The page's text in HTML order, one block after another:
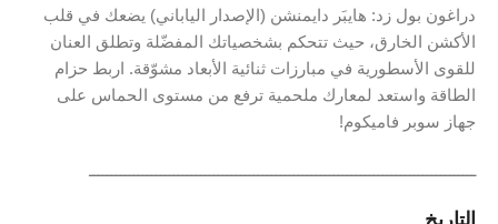
دراغون بول زد: هايبَر دايمنشن (الإصدار الياباني) يضعك في قلب
الأكشن الخارق، حيث تتحكم بشخصياتك المفضّلة وتطلق العنان
للقوى الأسطورية في مبارزات ثنائية الأبعاد مشوّقة. اربط حزام
الطاقة واستعد لمعارك ملحمية ترفع من مستوى الحماس على
جهاز سوبر فاميكوم!
ـــــــــــــــــــــــــــــــــــــــــــــــــــــــــــــــــــــــــــــــــــــــ